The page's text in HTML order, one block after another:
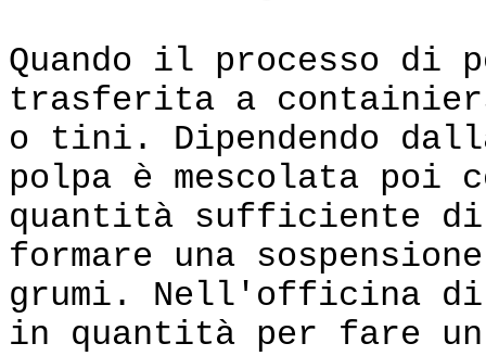
Quando il processo di
trasferita a
o tini. Dipendendo
polpa è mescolata poi
quantità sufficiente
formare una
grumi. Nell'officina di
in quantità per fare